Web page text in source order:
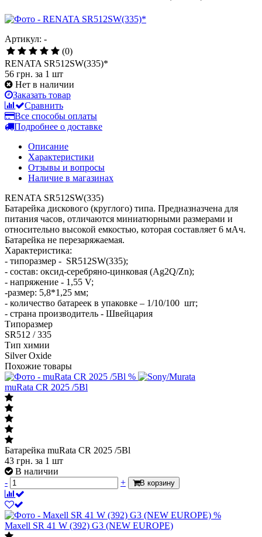
Артикул: -
(0)
RENATA SR512SW(335)*
56 грн. за 1 шт
Нет в наличии
Заказать товар
Сравнить
Все способы оплаты
Подробнее о доставке
Описание
Характеристики
Отзывы и вопросы
Наличие в магазинах
RENATA SR512SW(335)
Батарейка дискового (круглого) типа. Предназназчена для
питания часов, отличаются миниатюрными размерами и
относительно высокой емкостью, которая составляет 6 мAч.
Батарейка не перезаряжаемая.
Характеристика:
- типоразмер - SR512SW(335);
- состав: оксид-серебряно-цинковая (Ag2Q/Zn);
- напряжение - 1,55 V;
-размер: 5,8*1,25 мм;
- количество батареек в упаковке – 1/10/100 шт;
- страна производитель - Швейцария
Типоразмер
SR512 / 335
Тип химии
Silver Oxide
Похожие товары
%
muRata CR 2025 /5Bl
Батарейка muRata CR 2025 /5Bl
43 грн. за 1 шт
В наличии
-
+ В корзину
%
Maxell SR 41 W (392) G3 (NEW EUROPE)